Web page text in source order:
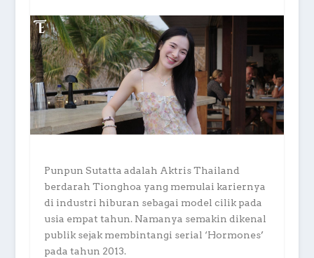
Punpun Sutatta adalah Aktris Thailand
berdarah Tionghoa yang memulai kariernya
di industri hiburan sebagai model cilik pada
usia empat tahun. Namanya semakin dikenal
publik sejak membintangi serial ‘Hormones’
pada tahun 2013.